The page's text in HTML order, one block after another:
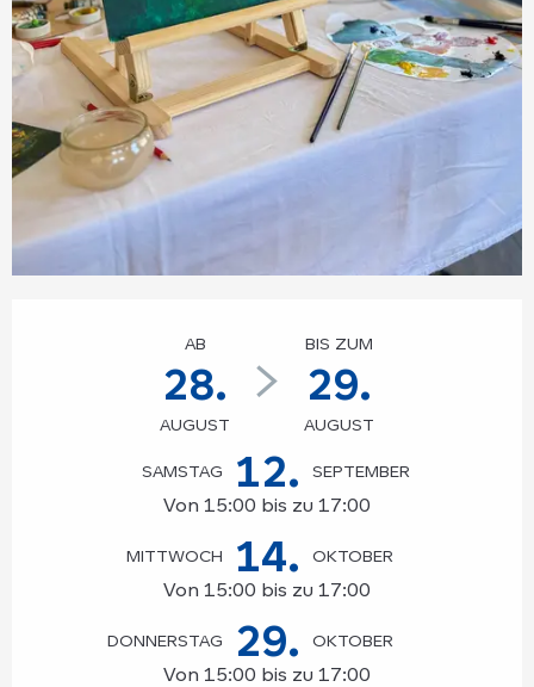
AB
28.
AUGUST
BIS ZUM
29.
AUGUST
SAMSTAG 12. SEPTEMBER
Von 15:00 bis zu 17:00
MITTWOCH 14. OKTOBER
Von 15:00 bis zu 17:00
DONNERSTAG 29. OKTOBER
Von 15:00 bis zu 17:00